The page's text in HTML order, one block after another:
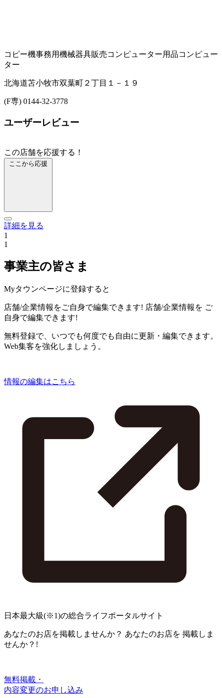
コピー機事務用機械器具販売コンピューター用品コンピュー
ター
北海道苫小牧市双葉町２丁目１－１９
(F専) 0144-32-3778
ユーザーレビュー
この店舗を応援する！
ここから応援
詳細を見る
1
1
事業主の皆さま
Myタウンページに登録すると
店舗/企業情報をご自身で編集できます! 店舗/企業情報を ご
自身で編集できます!
無料登録で、いつでも何度でも自由に更新・編集できます。
Web集客を強化しましょう。
情報の編集はこちら
日本最大級(※1)の総合ライフポータルサイト
あなたのお店を掲載しませんか？ あなたのお店を 掲載しま
せんか？!
無料掲載・
内容変更のお申し込み